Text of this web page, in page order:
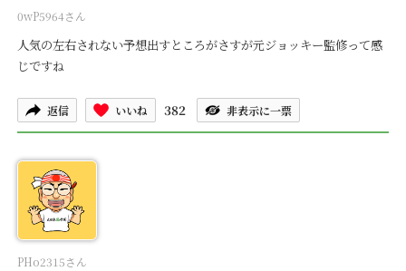
0wP5964さん
人気の左右されない予想出すところがさすが元ジョッキー監修って感
じですね
返信 いいね 382 非表示に一票
PHo2315さん